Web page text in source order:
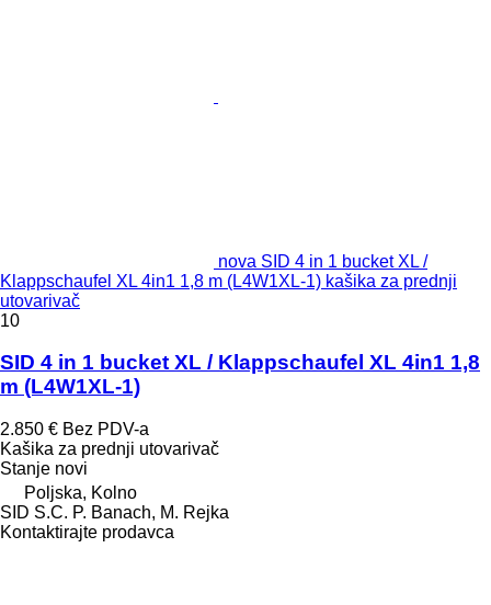
nova SID 4 in 1 bucket XL /
Klappschaufel XL 4in1 1,8 m (L4W1XL-1) kašika za prednji
utovarivač
10
SID 4 in 1 bucket XL / Klappschaufel XL 4in1 1,8
m (L4W1XL-1)
2.850 € Bez PDV-a
Kašika za prednji utovarivač
Stanje novi
Poljska, Kolno
SID S.C. P. Banach, M. Rejka
Kontaktirajte prodavca